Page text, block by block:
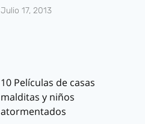
Julio 17, 2013
10 Películas de casas
malditas y niños
atormentados